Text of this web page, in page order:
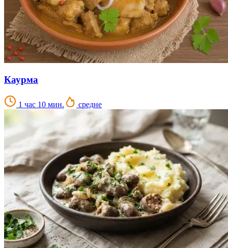
Каурма
1 час 10 мин. средне